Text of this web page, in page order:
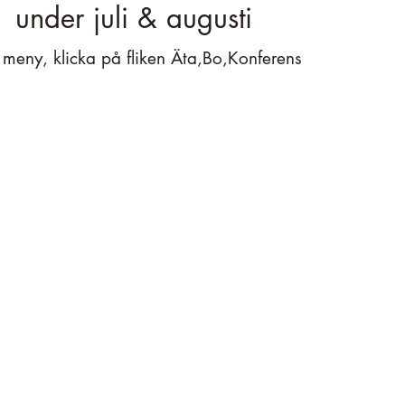
under juli & augusti
klicka på fliken Äta,Bo,Konferens